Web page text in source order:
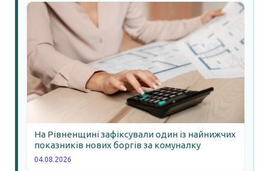
На Рівненщині зафіксували один із найнижчих
показників нових боргів за комуналку
04.08.2026